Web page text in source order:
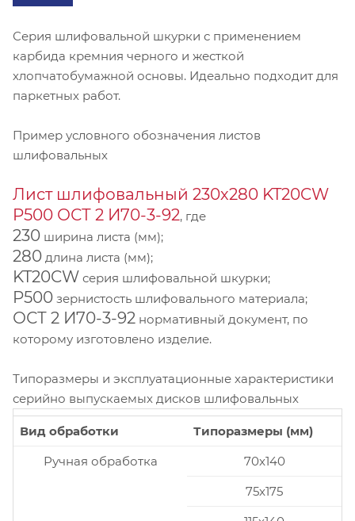
Серия шлифовальной шкурки с применением
карбида кремния черного и жесткой
хлопчатобумажной основы. Идеально подходит для
паркетных работ.
Пример условного обозначения листов
шлифовальных
Лист шлифовальный 230х280 KT20CW
P500 ОСТ 2 И70-3-92, где
230 ширина листа (мм);
280 длина листа (мм);
KT20CW серия шлифовальной шкурки;
P500 зернистость шлифовального материала;
ОСТ 2 И70-3-92 нормативный документ, по
которому изготовлено изделие.
Типоразмеры и эксплуатационные характеристики
серийно выпускаемых дисков шлифовальных
Вид обработки
Типоразмеры (мм)
Ручная обработка
70x140
75x175